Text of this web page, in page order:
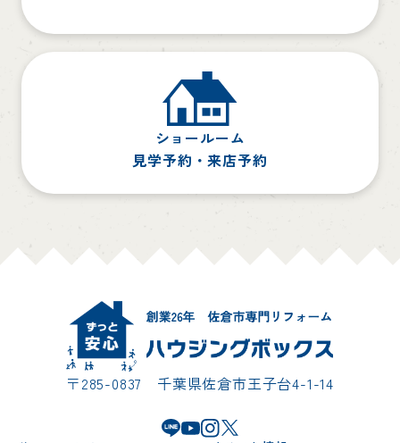
ショールーム
見学予約・来店予約
〒285-0837 千葉県佐倉市王子台4-1-14